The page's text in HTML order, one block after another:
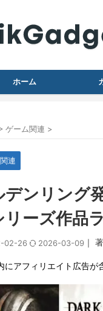
ホーム
ゲーム関連 >
連
デンリング
リーズ作品
02-26 2026-03-09 ｜
にアフィリエイト広告が